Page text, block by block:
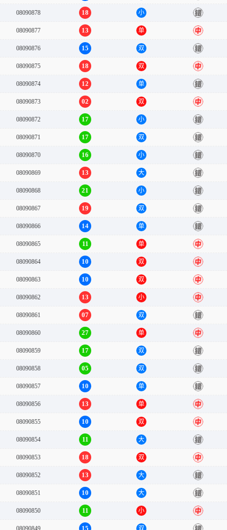
08090878 18 小 错
08090877 13 单 中
08090876 15 双 错
08090875 18 双 中
08090874 12 单 错
08090873 02 双 中
08090872 17 小 错
08090871 17 双 错
08090870 16 小 错
08090869 13 大 错
08090868 21 小 错
08090867 19 双 错
08090866 14 单 错
08090865 11 单 中
08090864 10 双 中
08090863 10 双 中
08090862 13 小 中
08090861 07 双 错
08090860 27 单 中
08090859 17 双 错
08090858 05 双 错
08090857 10 单 错
08090856 13 单 中
08090855 10 双 中
08090854 11 大 错
08090853 18 双 中
08090852 13 大 错
08090851 10 大 错
08090850 11 小 中
08090849 15 双 错